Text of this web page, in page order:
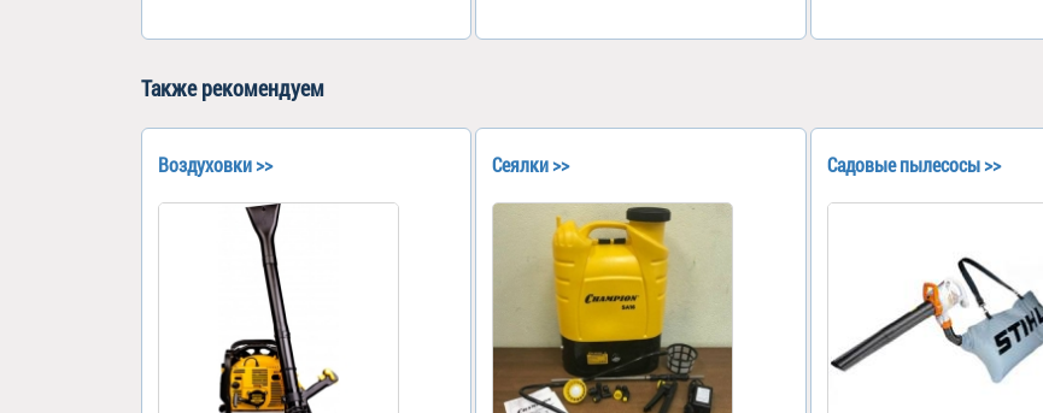
Также рекомендуем
Воздуховки >> Сеялки >> Садовые пылесосы >>